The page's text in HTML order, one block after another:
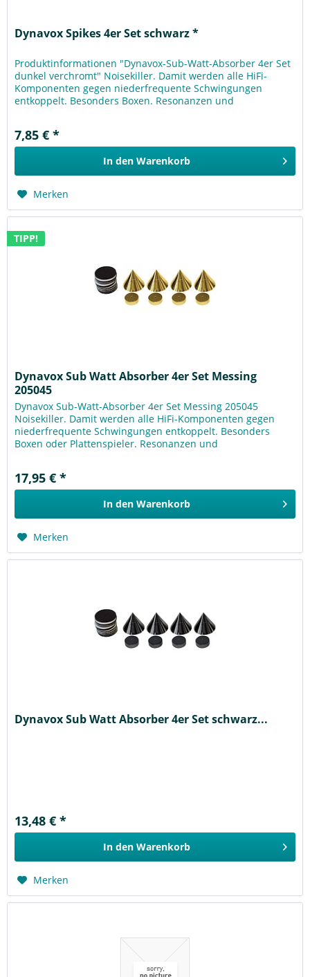
Dynavox Spikes 4er Set schwarz *
Produktinformationen "Dynavox-Sub-Watt-Absorber 4er Set
dunkel verchromt" Noisekiller. Damit werden alle HiFi-
Komponenten gegen niederfrequente Schwingungen
entkoppelt. Besonders Boxen. Resonanzen und
7,85 € *
In den Warenkorb
Merken
TIPP!
Dynavox Sub Watt Absorber 4er Set Messing
205045
Dynavox Sub-Watt-Absorber 4er Set Messing 205045
Noisekiller. Damit werden alle HiFi-Komponenten gegen
niederfrequente Schwingungen entkoppelt. Besonders
Boxen oder Plattenspieler. Resonanzen und
17,95 € *
In den Warenkorb
Merken
Dynavox Sub Watt Absorber 4er Set schwarz...
13,48 € *
In den Warenkorb
Merken